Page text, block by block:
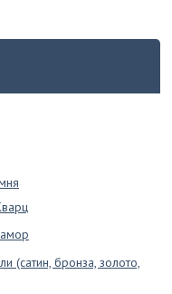
(сатин, бронза, золото,